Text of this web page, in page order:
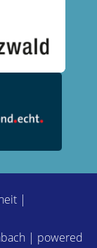
|
| powered